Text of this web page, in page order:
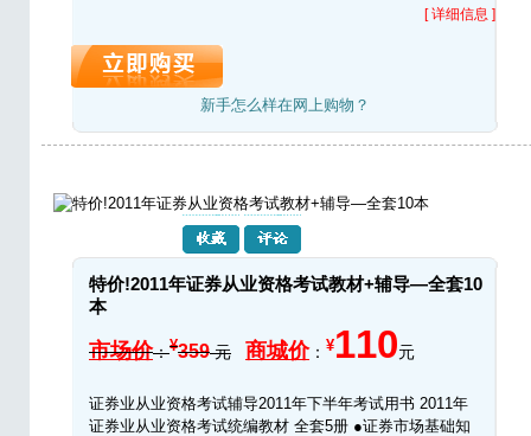
[ 详细信息 ]
新手怎么样在网上购物？
特价!2011年证券从业资格考试教材+辅导—全套10
本
市场价：¥359元 商城价： ¥110元
证券业从业资格考试辅导2011年下半年考试用书 2011年
证券业从业资格考试统编教材 全套5册 ●证券市场基础知